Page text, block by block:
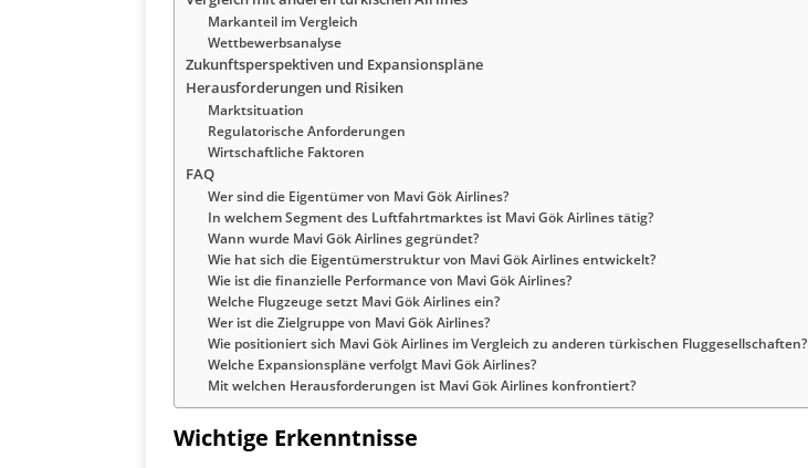
Markanteil im Vergleich
Wettbewerbsanalyse
Zukunftsperspektiven und Expansionspläne
Herausforderungen und Risiken
Marktsituation
Regulatorische Anforderungen
Wirtschaftliche Faktoren
FAQ
Wer sind die Eigentümer von Mavi Gök Airlines?
In welchem Segment des Luftfahrtmarktes ist Mavi Gök Airlines tätig?
Wann wurde Mavi Gök Airlines gegründet?
Wie hat sich die Eigentümerstruktur von Mavi Gök Airlines entwickelt?
Wie ist die finanzielle Performance von Mavi Gök Airlines?
Welche Flugzeuge setzt Mavi Gök Airlines ein?
Wer ist die Zielgruppe von Mavi Gök Airlines?
Wie positioniert sich Mavi Gök Airlines im Vergleich zu anderen türkischen Fluggesellschaften?
Welche Expansionspläne verfolgt Mavi Gök Airlines?
Mit welchen Herausforderungen ist Mavi Gök Airlines konfrontiert?
Wichtige Erkenntnisse